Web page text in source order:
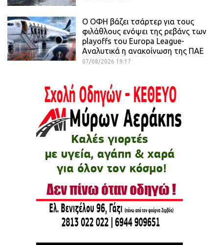
Ο ΟΦΗ βάζει τσάρτερ για τους
φιλάθλους ενόψει της ρεβάνς των
playoffs του Europa League-
Αναλυτικά η ανακοίνωση της ΠΑΕ
07/08/2026 19:17